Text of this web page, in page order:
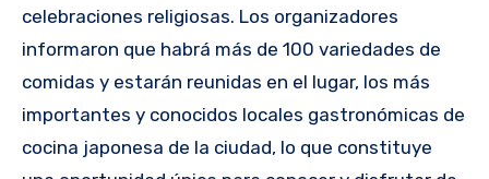
celebraciones religiosas. Los organizadores
informaron que habrá más de 100 variedades de
comidas y estarán reunidas en el lugar, los más
importantes y conocidos locales gastronómicas de
cocina japonesa de la ciudad, lo que constituye